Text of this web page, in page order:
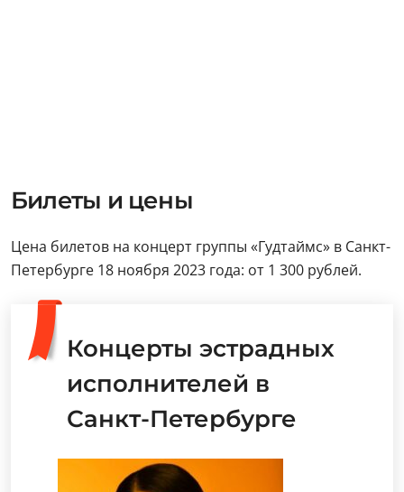
Билеты и цены
Цена билетов на концерт группы «Гудтаймс» в Санкт-
Петербурге 18 ноября 2023 года: от 1 300 рублей.
Концерты эстрадных
исполнителей в
Санкт-Петербурге